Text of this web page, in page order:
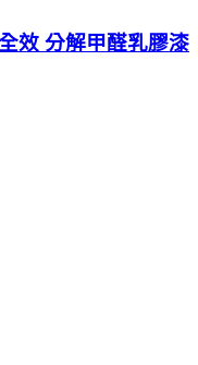
效 分解甲醛乳膠漆